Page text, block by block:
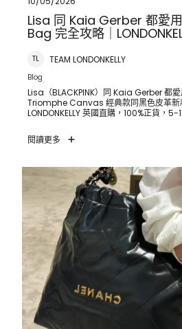
Lisa 同 Kaia Gerber 都愛
Bag 完全攻略｜
TL TEAM LONDONKELLY
Blog
Lisa（BLACKPINK）同 Kaia Gerber 都
Triomphe Canvas 經典款同黑色皮革新
LONDONKELLY 英國直購，100%正貨，5-
閱讀更多
CHANEL 22 Bag｜Jennie（